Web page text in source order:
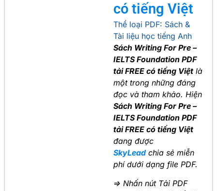
có tiếng Việt
Thể loại PDF: Sách &
Tài liệu học tiếng Anh
Sách Writing For Pre –
IELTS Foundation PDF
tải FREE có tiếng Việt là
một trong những đáng
đọc và tham khảo. Hiện
Sách Writing For Pre –
IELTS Foundation PDF
tải FREE có tiếng Việt
đang được
SkyLeadchia sẻ miễn
phí dưới dạng file PDF.
=> Nhấn nút Tải PDF